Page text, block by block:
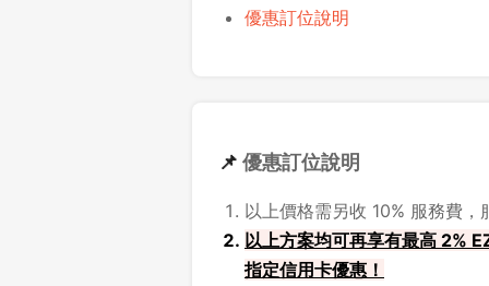
優惠訂位說明
📌 優惠訂位說明
以上價格需另收 10% 服務費，
以上方案均可再享有最高 2%
指定信用卡優惠！